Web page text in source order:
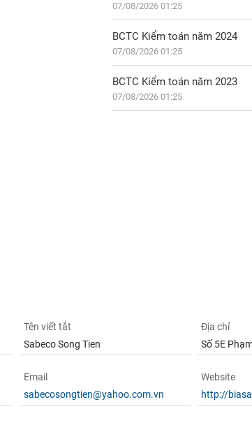
07/08/2026 01:25
BCTC Kiểm toán năm 2024
07/08/2026 01:25
BCTC Kiểm toán năm 2023
07/08/2026 01:25
Tên viết tắt
Sabeco Song Tien
Địa chỉ
Số 5E
Email
sabecosongtien@yahoo.com.vn
Website
http://